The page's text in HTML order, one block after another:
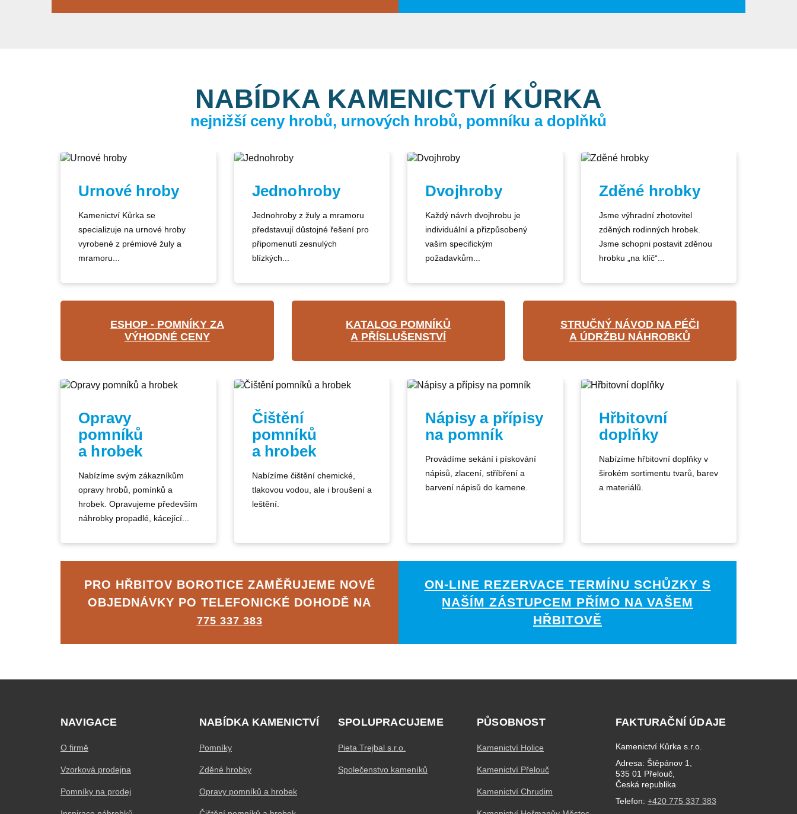
NABÍDKA KAMENICTVÍ KŮRKA
nejnižší ceny hrobů, urnových hrobů, pomníku a doplňků
Urnové hroby
Kamenictví Kůrka se
specializuje na urnové hroby
vyrobené z prémiové žuly a
mramoru...
Jednohroby
Jednohroby z žuly a mramoru
představují důstojné řešení pro
připomenutí zesnulých
blízkých...
Dvojhroby
Každý návrh dvojhrobu je
individuální a přizpůsobený
vašim specifickým
požadavkům...
Zděné hrobky
Jsme výhradní zhotovitel
zděných rodinných hrobek.
Jsme schopni postavit zděnou
hrobku „na klíč“...
ESHOP - POMNÍKY ZA
VÝHODNÉ CENY
KATALOG POMNÍKŮ
A PŘÍSLUŠENSTVÍ
STRUČNÝ NÁVOD NA PÉČI
A ÚDRŽBU NÁHROBKŮ
Opravy
pomníků
a hrobek
Nabízíme svým zákazníkům
opravy hrobů, pomínků a
hrobek. Opravujeme především
náhrobky propadlé, kácející...
Čištění
pomníků
a hrobek
Nabízíme čištění chemické,
tlakovou vodou, ale i broušení a
leštění.
Nápisy a přípisy
na pomník
Provádíme sekání i pískování
nápisů, zlacení, stříbření a
barvení nápisů do kamene.
Hřbitovní
doplňky
Nabízíme hřbitovní doplňky v
širokém sortimentu tvarů, barev
a materiálů.
PRO HŘBITOV BOROTICE ZAMĚŘUJEME NOVÉ
OBJEDNÁVKY PO TELEFONICKÉ DOHODĚ NA
775 337 383
ON-LINE REZERVACE TERMÍNU SCHŮZKY S
NAŠÍM ZÁSTUPCEM PŘÍMO NA VAŠEM
HŘBITOVĚ
NAVIGACE
O firmě
Vzorková prodejna
Pomníky na prodej
NABÍDKA KAMENICTVÍ
Pomníky
Zděné hrobky
Opravy pomníků a hrobek
SPOLUPRACUJEME
Pieta Trejbal s.r.o.
Společenstvo kameníků
PŮSOBNOST
Kamenictví Holice
Kamenictví Přelouč
Kamenictví Chrudim
FAKTURAČNÍ ÚDAJE
Kamenictví Kůrka s.r.o.
Adresa: Štěpánov 1,
535 01 Přelouč,
Česká republika
Telefon: +420 775 337 383